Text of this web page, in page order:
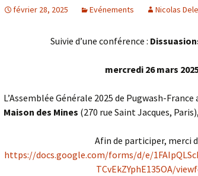
février 28, 2025 Evénements Nicolas
Suivie d’une conférence :
mercredi 26 mars
L’Assemblée Générale 2025 de Pugwash-
Maison des Mines (270 rue Saint Jacques,
Afin de participer, merci
https://docs.google.com/forms/d/e/
TCvEkZYphE135OA/